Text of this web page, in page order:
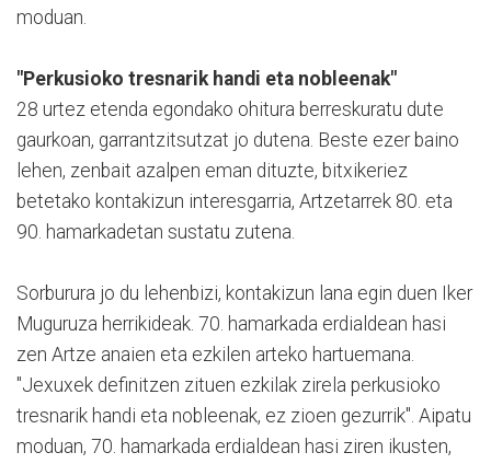
moduan.
"Perkusioko tresnarik handi eta nobleenak"
28 urtez etenda egondako ohitura berreskuratu dute
gaurkoan, garrantzitsutzat jo dutena. Beste ezer baino
lehen, zenbait azalpen eman dituzte, bitxikeriez
betetako kontakizun interesgarria, Artzetarrek 80. eta
90. hamarkadetan sustatu zutena.
Sorburura jo du lehenbizi, kontakizun lana egin duen Iker
Muguruza herrikideak. 70. hamarkada erdialdean hasi
zen Artze anaien eta ezkilen arteko hartuemana.
"Jexuxek definitzen zituen ezkilak zirela perkusioko
tresnarik handi eta nobleenak, ez zioen gezurrik". Aipatu
moduan, 70. hamarkada erdialdean hasi ziren ikusten,